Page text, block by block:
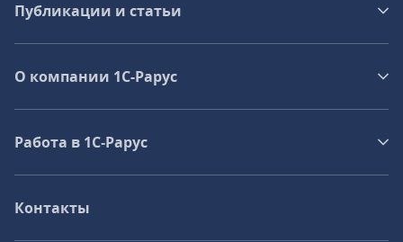
Публикации и статьи
О компании 1C-Рарус
Работа в 1С‑Рарус
Контакты